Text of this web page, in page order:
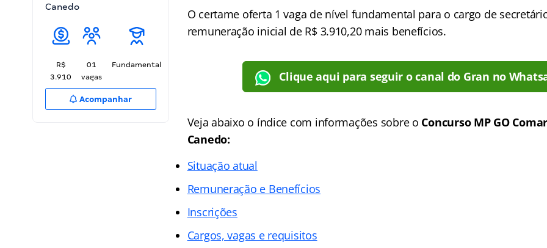
Canedo
R$
3.910
01
vagas
Fundamental
Acompanhar
O certame oferta 1 vaga de nível fundamental para o cargo de
remuneração inicial de R$ 3.910,20 mais benefícios.
Clique aqui para seguir o canal do Gran no
Veja abaixo o índice com informações sobre o Concurso MP GO
Canedo:
Situação atual
Remuneração e Benefícios
Inscrições
Cargos, vagas e requisitos